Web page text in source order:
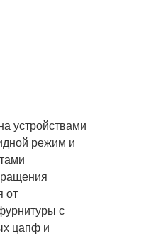
устройствами
режим и
от
с
цапф и